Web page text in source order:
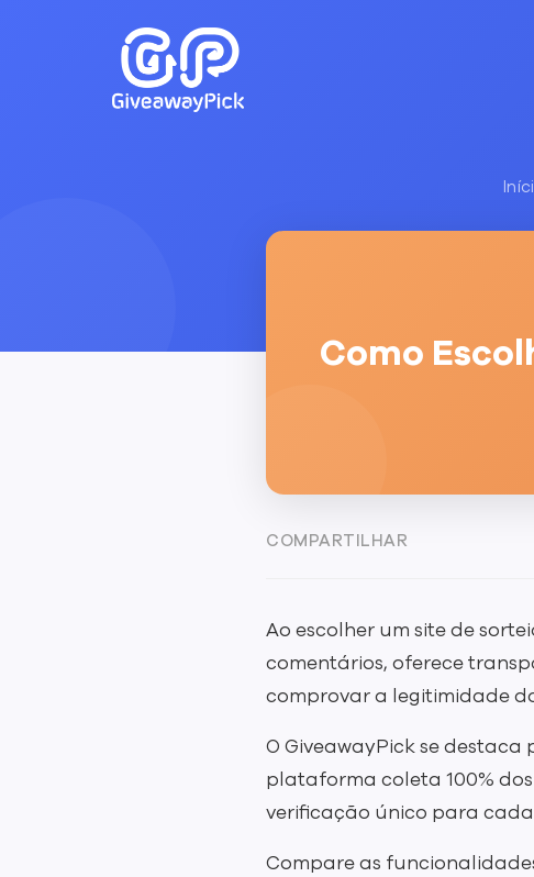
Como
COMPARTILHAR
Ao escolher um site de
comentários, oferece
comprovar a legitimidade
O GiveawayPick se
plataforma coleta 100%
verificação único para cada
Compare as